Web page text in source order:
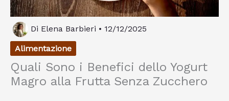
Di Elena Barbieri • 12/12/2025
Alimentazione
Quali Sono i Benefici dello Yogurt
Magro alla Frutta Senza Zucchero